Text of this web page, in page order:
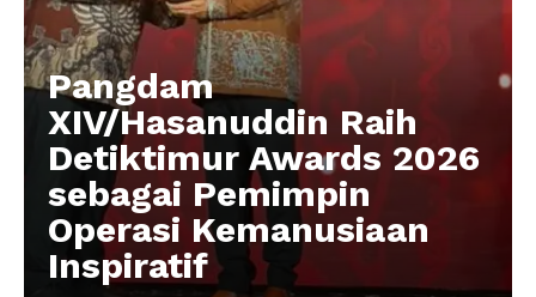
Pangdam
XIV/Hasanuddin Raih
Detiktimur Awards 2026
sebagai Pemimpin
Operasi Kemanusiaan
Inspiratif